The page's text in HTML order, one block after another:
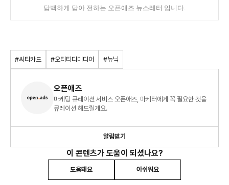
담백하게 담아 전하는 오픈애즈 뉴스레터 입니다.
#씨티카드 #오티티디미디어 #뉴닉
오픈애즈
마케팅 큐레이션 서비스 오픈애즈, 마케터에게 꼭 필요한 것을
큐레이션 해드릴게요.
알림받기
이 콘텐츠가 도움이 되셨나요?
도움돼요 아쉬워요